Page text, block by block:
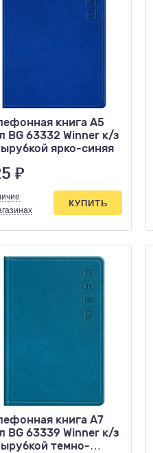
книга А5
BG 63332 Winner к/з
ярко-синяя
₽
КУПИТЬ
книга А7
BG 63339 Winner к/з
темно-